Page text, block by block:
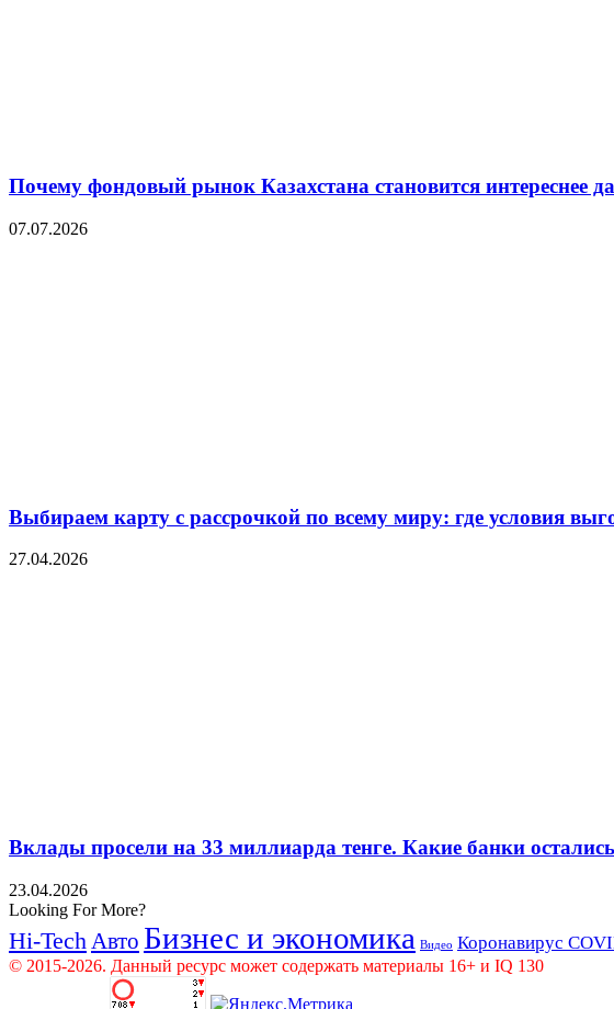
Почему фондовый рынок Казахстана становится интереснее
07.07.2026
Выбираем карту с рассрочкой по всему миру: где условия
27.04.2026
Вклады просели на 33 миллиарда тенге. Какие банки
23.04.2026
Looking For More?
Hi-Tech Авто Бизнес и экономика Видео Коронавирус
© 2015-2026. Данный ресурс может содержать материалы 16+ и IQ 130